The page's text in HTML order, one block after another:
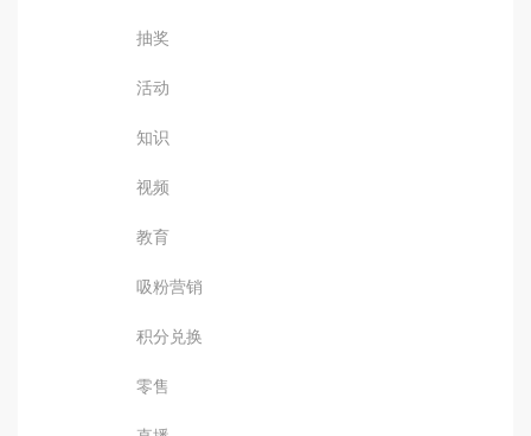
抽奖
活动
知识
视频
教育
吸粉营销
积分兑换
零售